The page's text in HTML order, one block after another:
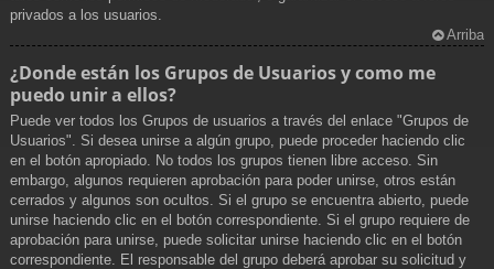
privados a los usuarios.
Arriba
¿Donde están los Grupos de Usuarios y como me
puedo unir a ellos?
Puede ver todos los Grupos de usuarios a través del enlace "Grupos de
Usuarios". Si desea unirse a algún grupo, puede proceder haciendo clic
en el botón apropiado. No todos los grupos tienen libre acceso. Sin
embargo, algunos requieren aprobación para poder unirse, otros están
cerrados y algunos son ocultos. Si el grupo se encuentra abierto, puede
unirse haciendo clic en el botón correspondiente. Si el grupo requiere de
aprobación para unirse, puede solicitar unirse haciendo clic en el botón
correspondiente. El responsable del grupo deberá aprobar su solicitud y